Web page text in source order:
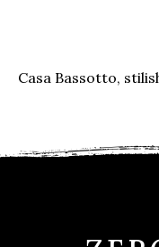
Casa Bassotto,